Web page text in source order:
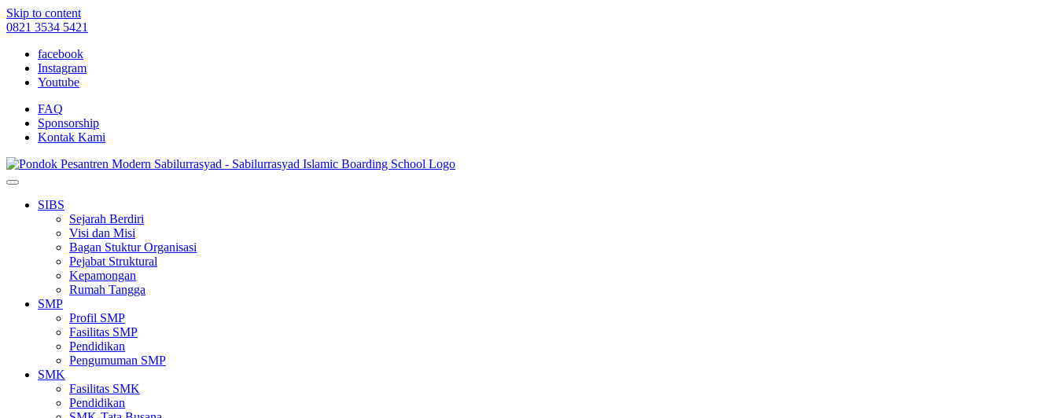
Skip to content
0821 3534 5421
facebook
Instagram
Youtube
FAQ
Sponsorship
Kontak Kami
SIBS
Sejarah Berdiri
Visi dan Misi
Bagan Stuktur Organisasi
Pejabat Struktural
Kepamongan
Rumah Tangga
SMP
Profil SMP
Fasilitas SMP
Pendidikan
Pengumuman SMP
SMK
Fasilitas SMK
Pendidikan